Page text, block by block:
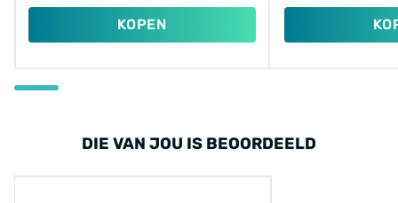
KOPEN
DIE VAN JOU IS BEOORDEELD